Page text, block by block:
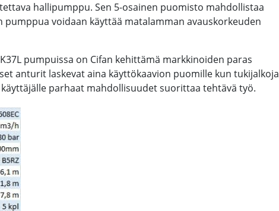
hallipumppu. Sen 5-osainen puomisto mahdollistaa
voidaan käyttää matalamman avauskorkeuden
pumpuissa on Cifan kehittämä markkinoiden paras
anturit laskevat aina käyttökaavion puomille kun tukijalkoja
parhaat mahdollisuudet suorittaa tehtävä työ.